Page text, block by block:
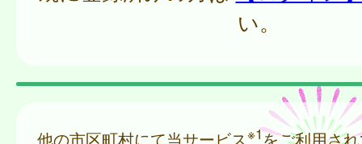
い。
他の市区町村にて当サービス※1をご利用さ